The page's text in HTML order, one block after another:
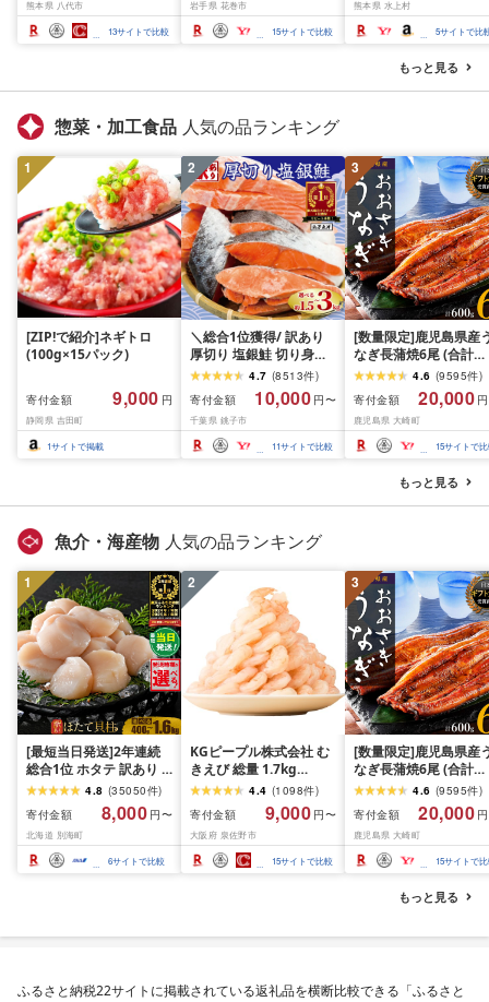
べ比べ 500g 1kg 1.5kg
2kg 牛 人気 ビーフ 牛た
ん ふるさと納税 ランキ
熊本県 八代市
13サイトで比較
500g / 1kg 定期便 毎月
届く 牛肉 肉 BBQ ふるさ
と 人気 ランキング 岩手
岩手県 花巻市
15サイトで比較
BBQ おつまみ ギフト
祝い お中元 夏ギフト
熊本県 水上村
5サイトで比
もっと見る
惣菜・加工食品 人気の品ランキング
1
[ZIP!で紹介]ネギトロ
(100g×15パック)
寄付金額 9,000 円
静岡県 吉田町
1サイトで掲載
2
＼総合1位獲得/ 訳あり
厚切り 塩銀鮭 切り身
1.5kg 2kg 3kg 定期便
[選べる内容量] 人気 鮭
さけ しゃけ サーモン 魚
魚介類 魚介 魚貝 水産 海
鮮 海産物 冷凍 厚切 肉
厚 塩鮭 銀鮭 ふるさと 送
4.7 (8513件)
寄付金額
10,000 円〜
千葉県 銚子市
11サイトで比較
3
[数量限定]鹿児島県産
なぎ長蒲焼6尾 (合計
600g以上)4.6 (9595件)
寄付金額
20,000
鹿児島県 大崎町
15サイトで
もっと見る
魚介・海産物 人気の品ランキング
1
[最短当日発送]2年連続
総合1位 ホタテ 訳あり (
ふるさと納税 ほたて ふ
るさと納税 訳あり 帆立
ふるさと わけあり ホタ
テ貝柱 貝 人気 不揃い 刺
身 規格外 魚介 ランキン
グ 海鮮 冷凍 発送時期が
4.8 (35050件)
寄付金額
8,000 円〜
北海道 別海町
6サイトで比較
2
KGピープル株式会社 む
きえび 総量 1.7kg
(850g×2P) 特大 5Lサイ
ズ バナメイエビ バラ凍
結 下処理不要 サイズ不
揃い 訳あり
4.4 (1098件)
寄付金額
9,000 円〜
大阪府 泉佐野市
15サイトで比較
3
[数量限定]鹿児島県産
なぎ長蒲焼6尾 (合計
600g以上)4.6 (9595件)
寄付金額
20,000
鹿児島県 大崎町
15サイトで
もっと見る
ふるさと納税22サイトに掲載されている返礼品を横断比較できる「ふるさと